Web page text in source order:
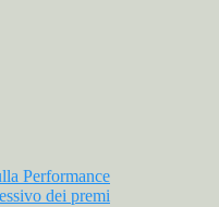
Performance
dei premi